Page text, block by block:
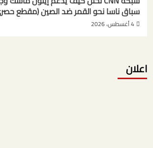
سباق ناسا نحو القمر ضد الصين (مقطع
4 أغسطس، 2026
اعلان